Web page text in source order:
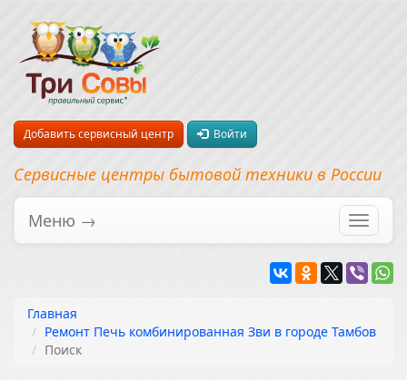
Добавить сервисный центр Войти
Сервисные центры бытовой техники в России
Меню →
Главная
Ремонт Печь комбинированная Зви в городе Тамбов
Поиск